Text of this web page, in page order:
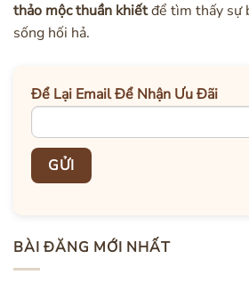
thảo mộc thuần khiếtđể tìm thấy sự
sống hối hả.
Để Lại Email Để Nhận Ưu Đãi
BÀI ĐĂNG MỚI NHẤT